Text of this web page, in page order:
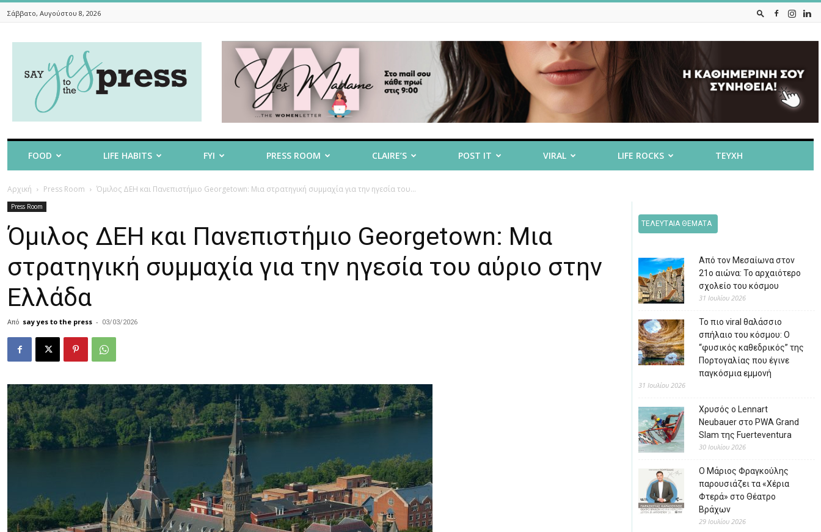
Σάββατο, Αυγούστου 8, 2026
To
The
FOOD LIFE HABITS FYI PRESS ROOM CLAIRE’S POST IT VIRAL LIFE ROCKS ΤΕΥΧΗ
Αρχική Press Room Όμιλος ΔΕΗ και Πανεπιστήμιο Georgetown: Μια στρατηγική συμμαχία για την ηγεσία του...
Press Room
Όμιλος ΔΕΗ και Πανεπιστήμιο Georgetown: Μια
στρατηγική συμμαχία για την ηγεσία του αύριο στην
Ελλάδα
Από say yes to the press - 03/03/2026
ΤΕΛΕΥΤΑΙΑ ΘΕΜΑΤΑ
Από τον Μεσαίωνα στον
21ο αιώνα: Το αρχαιότερο
σχολείο του κόσμου
31 Ιουλίου 2026
Το πιο viral θαλάσσιο
σπήλαιο του κόσμου: Ο
“φυσικός καθεδρικός” της
Πορτογαλίας που έγινε
παγκόσμια εμμονή
31 Ιουλίου 2026
Χρυσός ο Lennart
Neubauer στο PWA Grand
Slam της Fuerteventura
30 Ιουλίου 2026
Ο Μάριος Φραγκούλης
παρουσιάζει τα «Χέρια
Φτερά» στο Θέατρο
Βράχων
29 Ιουλίου 2026